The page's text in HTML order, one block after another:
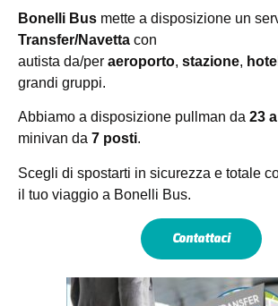
Bonelli Bus mette a disposizione un
Transfer/Navetta con
autista da/per aeroporto, stazione, hotel
grandi gruppi.
Abbiamo a disposizione pullman da 23
minivan da 7 posti.
Scegli di spostarti in sicurezza e totale
il tuo viaggio a Bonelli Bus.
Contattaci